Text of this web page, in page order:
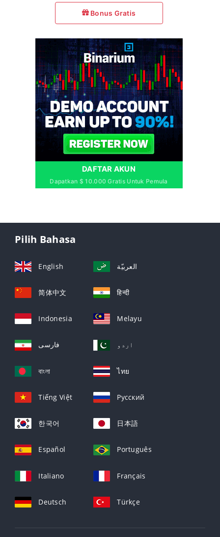
Bonus Gratis
DAFTAR AKUN
Dapatkan $ 10.000 Gratis Untuk Pemula
Pilih Bahasa
English العربيّة
简体中文 हिन्दी
Indonesia Melayu
فارسی اردو
বাংলা ไทย
Tiếng Việt Русский
한국어 日本語
Español Português
Italiano Français
Deutsch Türkçe